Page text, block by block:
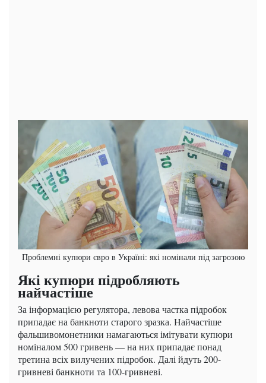
Проблемні купюри євро в Україні: які номінали під загрозою
Які купюри підробляють
найчастіше
За інформацією регулятора, левова частка підробок
припадає на банкноти старого зразка. Найчастіше
фальшивомонетники намагаються імітувати купюри
номіналом 500 гривень — на них припадає понад
третина всіх вилучених підробок. Далі йдуть 200-
гривневі банкноти та 100-гривневі.